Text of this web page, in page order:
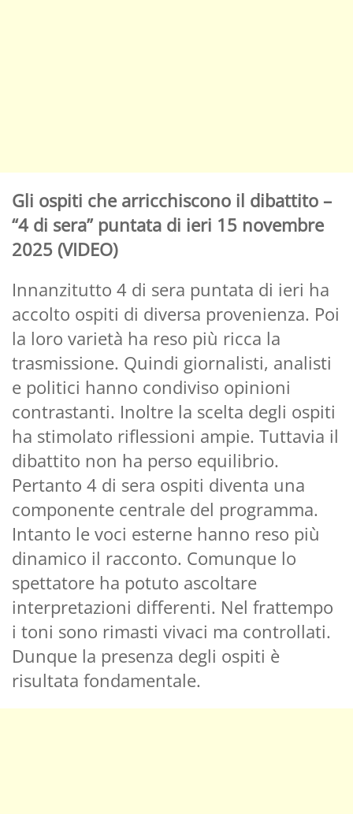
Gli ospiti che arricchiscono il dibattito –
“4 di sera” puntata di ieri 15 novembre
2025 (VIDEO)
Innanzitutto 4 di sera puntata di ieri ha
accolto ospiti di diversa provenienza. Poi
la loro varietà ha reso più ricca la
trasmissione. Quindi giornalisti, analisti
e politici hanno condiviso opinioni
contrastanti. Inoltre la scelta degli ospiti
ha stimolato riflessioni ampie. Tuttavia il
dibattito non ha perso equilibrio.
Pertanto 4 di sera ospiti diventa una
componente centrale del programma.
Intanto le voci esterne hanno reso più
dinamico il racconto. Comunque lo
spettatore ha potuto ascoltare
interpretazioni differenti. Nel frattempo
i toni sono rimasti vivaci ma controllati.
Dunque la presenza degli ospiti è
risultata fondamentale.